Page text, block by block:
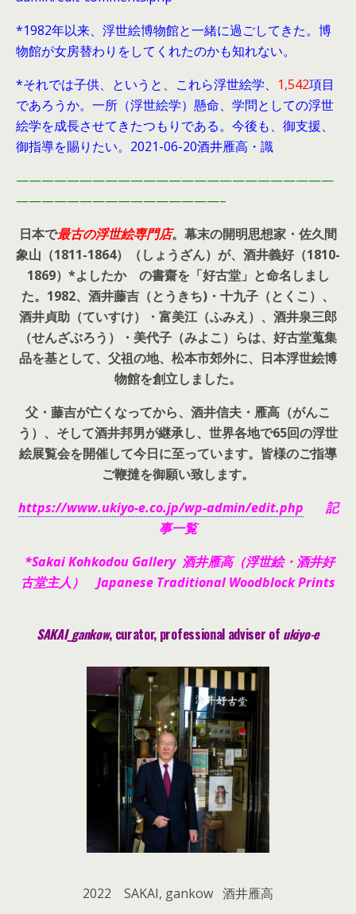
*1982年以来、浮世絵博物館と一緒に過ごしてきた。博
物館が女房替わりをしてくれたのかも知れない。
*それでは子供、というと、これら浮世絵学、 1,542項目
であろうか。一所（浮世絵学）懸命、学問としての浮世
絵学を成長させてきたつもりである。今後も、御支援、
御指導を賜りたい。2021-06-20酒井雁高・識
—————————————————————————
————————————————–
日本で最古の浮世絵専門店。幕末の開明思想家・ 佐久間
象山（1811-1864）（しょうざん）が、酒井義好（1810-
1869）*よしたか の書齋を「好古堂」と命名しまし
た。 1982、酒井藤吉（とうきち)・十九子（とくこ）、
酒井貞助（ていすけ）・富美江（ふみえ）、酒井泉三郎
（せんざぶろう）・美代子（みよこ）らは、好古堂蒐集
品を基として、父祖の地、松本市郊外に、日本浮世絵博
物館を創立しました。
父・藤吉が亡くなってから、酒井信夫・雁高（がんこ
う）、そして酒井邦男が継承し、世界各地で65回の浮世
絵展覧会を開催して今日に至っています。皆様のご指導
ご鞭撻を御願い致します。
https://www.ukiyo-e.co.jp/wp-admin/edit.php 記
事一覧
*Sakai Kohkodou Gallery 酒井雁高（浮世絵・酒井好
古堂主人） Japanese Traditional Woodblock Prints
SAKAI_gankow, curator, professional adviser of ukiyo-e
2022 SAKAI, gankow 酒井雁高